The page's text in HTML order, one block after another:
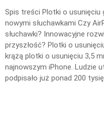
Spis treści Plotki o usunięciu
nowymi słuchawkami Czy
słuchawki? Innowacyjne
przyszłość? Plotki o
krążą plotki o usunięciu 3,5
najnowszym iPhone. Ludzie
podpisało już ponad 200